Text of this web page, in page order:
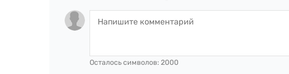
Осталось символов: 2000